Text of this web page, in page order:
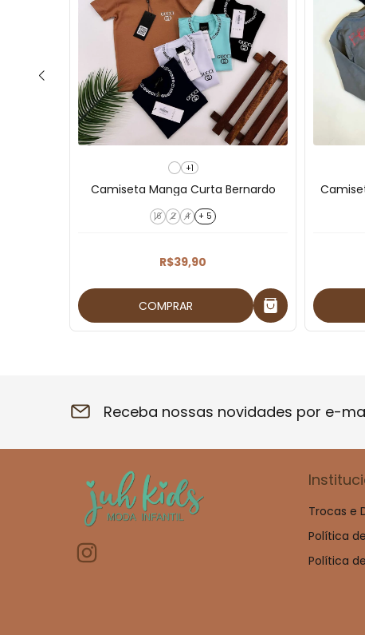
+1
Camiseta Manga Curta Bernardo
16 2 4 + 5
R$39,90
COMPRAR
Receba nossas novidades por e-
Trocas e
Política
Política